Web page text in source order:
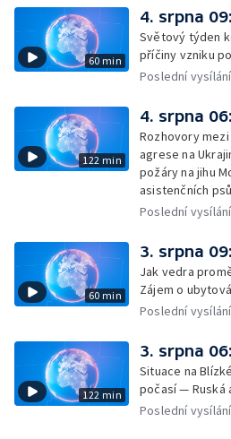
— Třem obcím
pitná voda —
— Horko a
příměstský
60 min
4. srpna
Světový týden
příčiny vzniku
Poslední vysílání
122 min
4. srpna
Rozhovory mezi
agrese na
požáry na jihu
asistenčních
hudebníkem
Poslední vysílání
60 min
3. srpna
Jak vedra
Zájem o
Poslední vysílání
122 min
3. srpna
Situace na
počasí — Ruská
Poslední vysílání